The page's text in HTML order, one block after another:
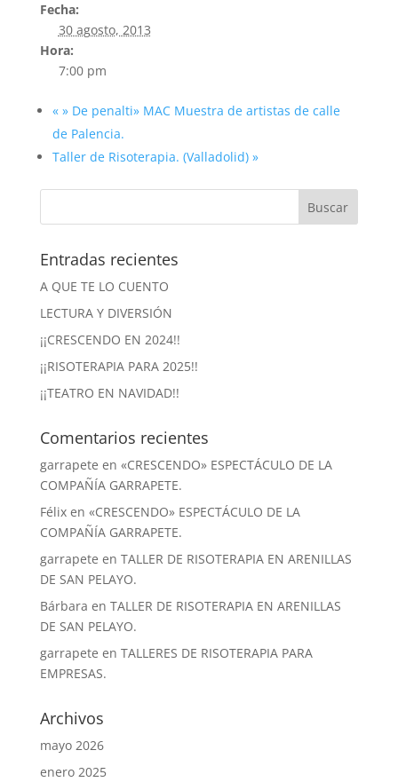
Fecha:
30 agosto, 2013
Hora:
7:00 pm
«» De penalti» MAC Muestra de artistas de calle
de Palencia.
Taller de Risoterapia. (Valladolid) »
Entradas recientes
A QUE TE LO CUENTO
LECTURA Y DIVERSIÓN
¡¡CRESCENDO EN 2024!!
¡¡RISOTERAPIA PARA 2025!!
¡¡TEATRO EN NAVIDAD!!
Comentarios recientes
garrapete en «CRESCENDO» ESPECTÁCULO DE LA
COMPAÑÍA GARRAPETE.
Félixen «CRESCENDO» ESPECTÁCULO DE LA
COMPAÑÍA GARRAPETE.
garrapete en TALLER DE RISOTERAPIA EN ARENILLAS
DE SAN PELAYO.
Bárbara en TALLER DE RISOTERAPIA EN ARENILLAS
DE SAN PELAYO.
garrapete en TALLERES DE RISOTERAPIA PARA
EMPRESAS.
Archivos
mayo 2026
enero 2025